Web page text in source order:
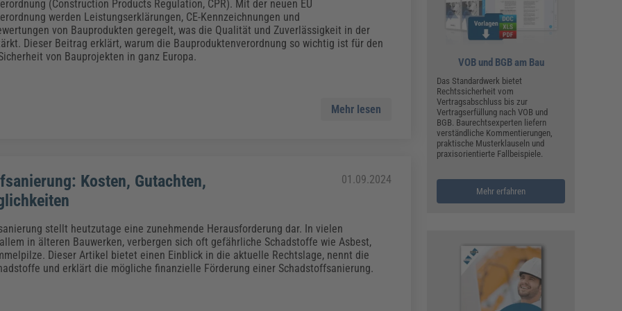
Künstliche Intelligenz
Weiterbildungen (AKADEMIE HERKERT) Fachpublikationen & Arbeitshilfen
Weiterbildungen (AKADEMIE HERKERT)
(Construction Products Regulation, CPR). Mit der neuen EU
werden Leistungserklärungen, CE-Kennzeichnungen und
von Bauprodukten geregelt, was die Qualität und Zuverlässigkeit in der
Dieser Beitrag erklärt, warum die Bauproduktenverordnung so wichtig ist für den
von Bauprojekten in ganz Europa.
Mehr lesen
Kosten, Gutachten,
01.09.2024
stellt heutzutage eine zunehmende Herausforderung dar. In vielen
in älteren Bauwerken, verbergen sich oft gefährliche Schadstoffe wie Asbest,
Dieser Artikel bietet einen Einblick in die aktuelle Rechtslage, nennt die
und erklärt die mögliche finanzielle Förderung einer Schadstoffsanierung.
VOB und BGB am Bau
Das Standardwerk bietet
Rechtssicherheit vom
Vertragsabschluss bis zur
Vertragserfüllung nach VOB und
BGB. Baurechtsexperten liefern
verständliche Kommentierungen,
praktische Musterklauseln und
praxisorientierte Fallbeispiele.
Mehr erfahren